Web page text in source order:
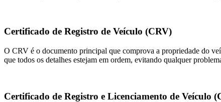
Certificado de Registro de Veículo (CRV)
O CRV é o documento principal que comprova a propriedade do
que todos os detalhes estejam em ordem, evitando qualquer
Certificado de Registro e Licenciamento de Veículo